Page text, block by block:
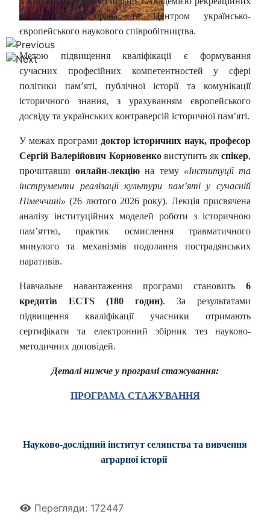
технологій і права та Центром українсько-
європейського наукового співробітництва.
Метою підвищення кваліфікації є формування
сучасних професійних компетентностей у сфері
політики пам’яті, публічної історії та комунікації
історичного знання, з урахуванням європейського
досвіду та українських контраверсій історичної пам’яті.
У межах програми доктор історичних наук, професор
Сергій Валерійович Корновенковиступить якспікер,
прочитавшионлайн-лекцію на тему «Інституції та
інструменти реалізації культури пам’яті у сучасній
Німеччині» (26 лютого 2026 року). Лекція присвячена
аналізу інституційних моделей роботи з історичною
пам’яттю, практик осмислення травматичного
минулого та механізмів подолання пострадянських
наративів.
Навчальне навантаження програми становить 6
кредитів ECTS (180 годин). За результатами
підвищення кваліфікації учасники отримають
сертифікати та електронний збірник тез науково-
методичних доповідей.
Деталі нижче у програмі стажування:
ПРОГРАМА СТАЖУВАННЯ
Науково-дослідний інститут селянства та вивчення
аграрної історії
Перегляди: 172447